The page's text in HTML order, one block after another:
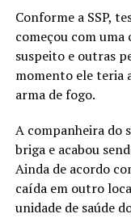
Conforme a SSP,
começou com
suspeito e outras
momento ele teria
arma de fogo.
A companheira do
briga e acabou
Ainda de acordo
caída em outro
unidade de saúde